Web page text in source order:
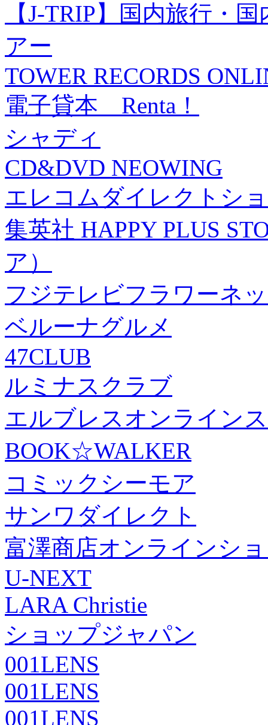
【J-TRIP】国内旅行・
アー
TOWER RECORDS
電子貸本 Renta！
シャディ
CD&DVD NEOWING
エレコムダイレクトシ
集英社 HAPPY PLUS
ア）
フジテレビフラワーネ
ベルーナグルメ
47CLUB
ルミナスクラブ
エルブレスオンライン
BOOK☆WALKER
コミックシーモア
サンワダイレクト
富澤商店オンラインシ
U-NEXT
LARA Christie
ショップジャパン
001LENS
001LENS
001LENS